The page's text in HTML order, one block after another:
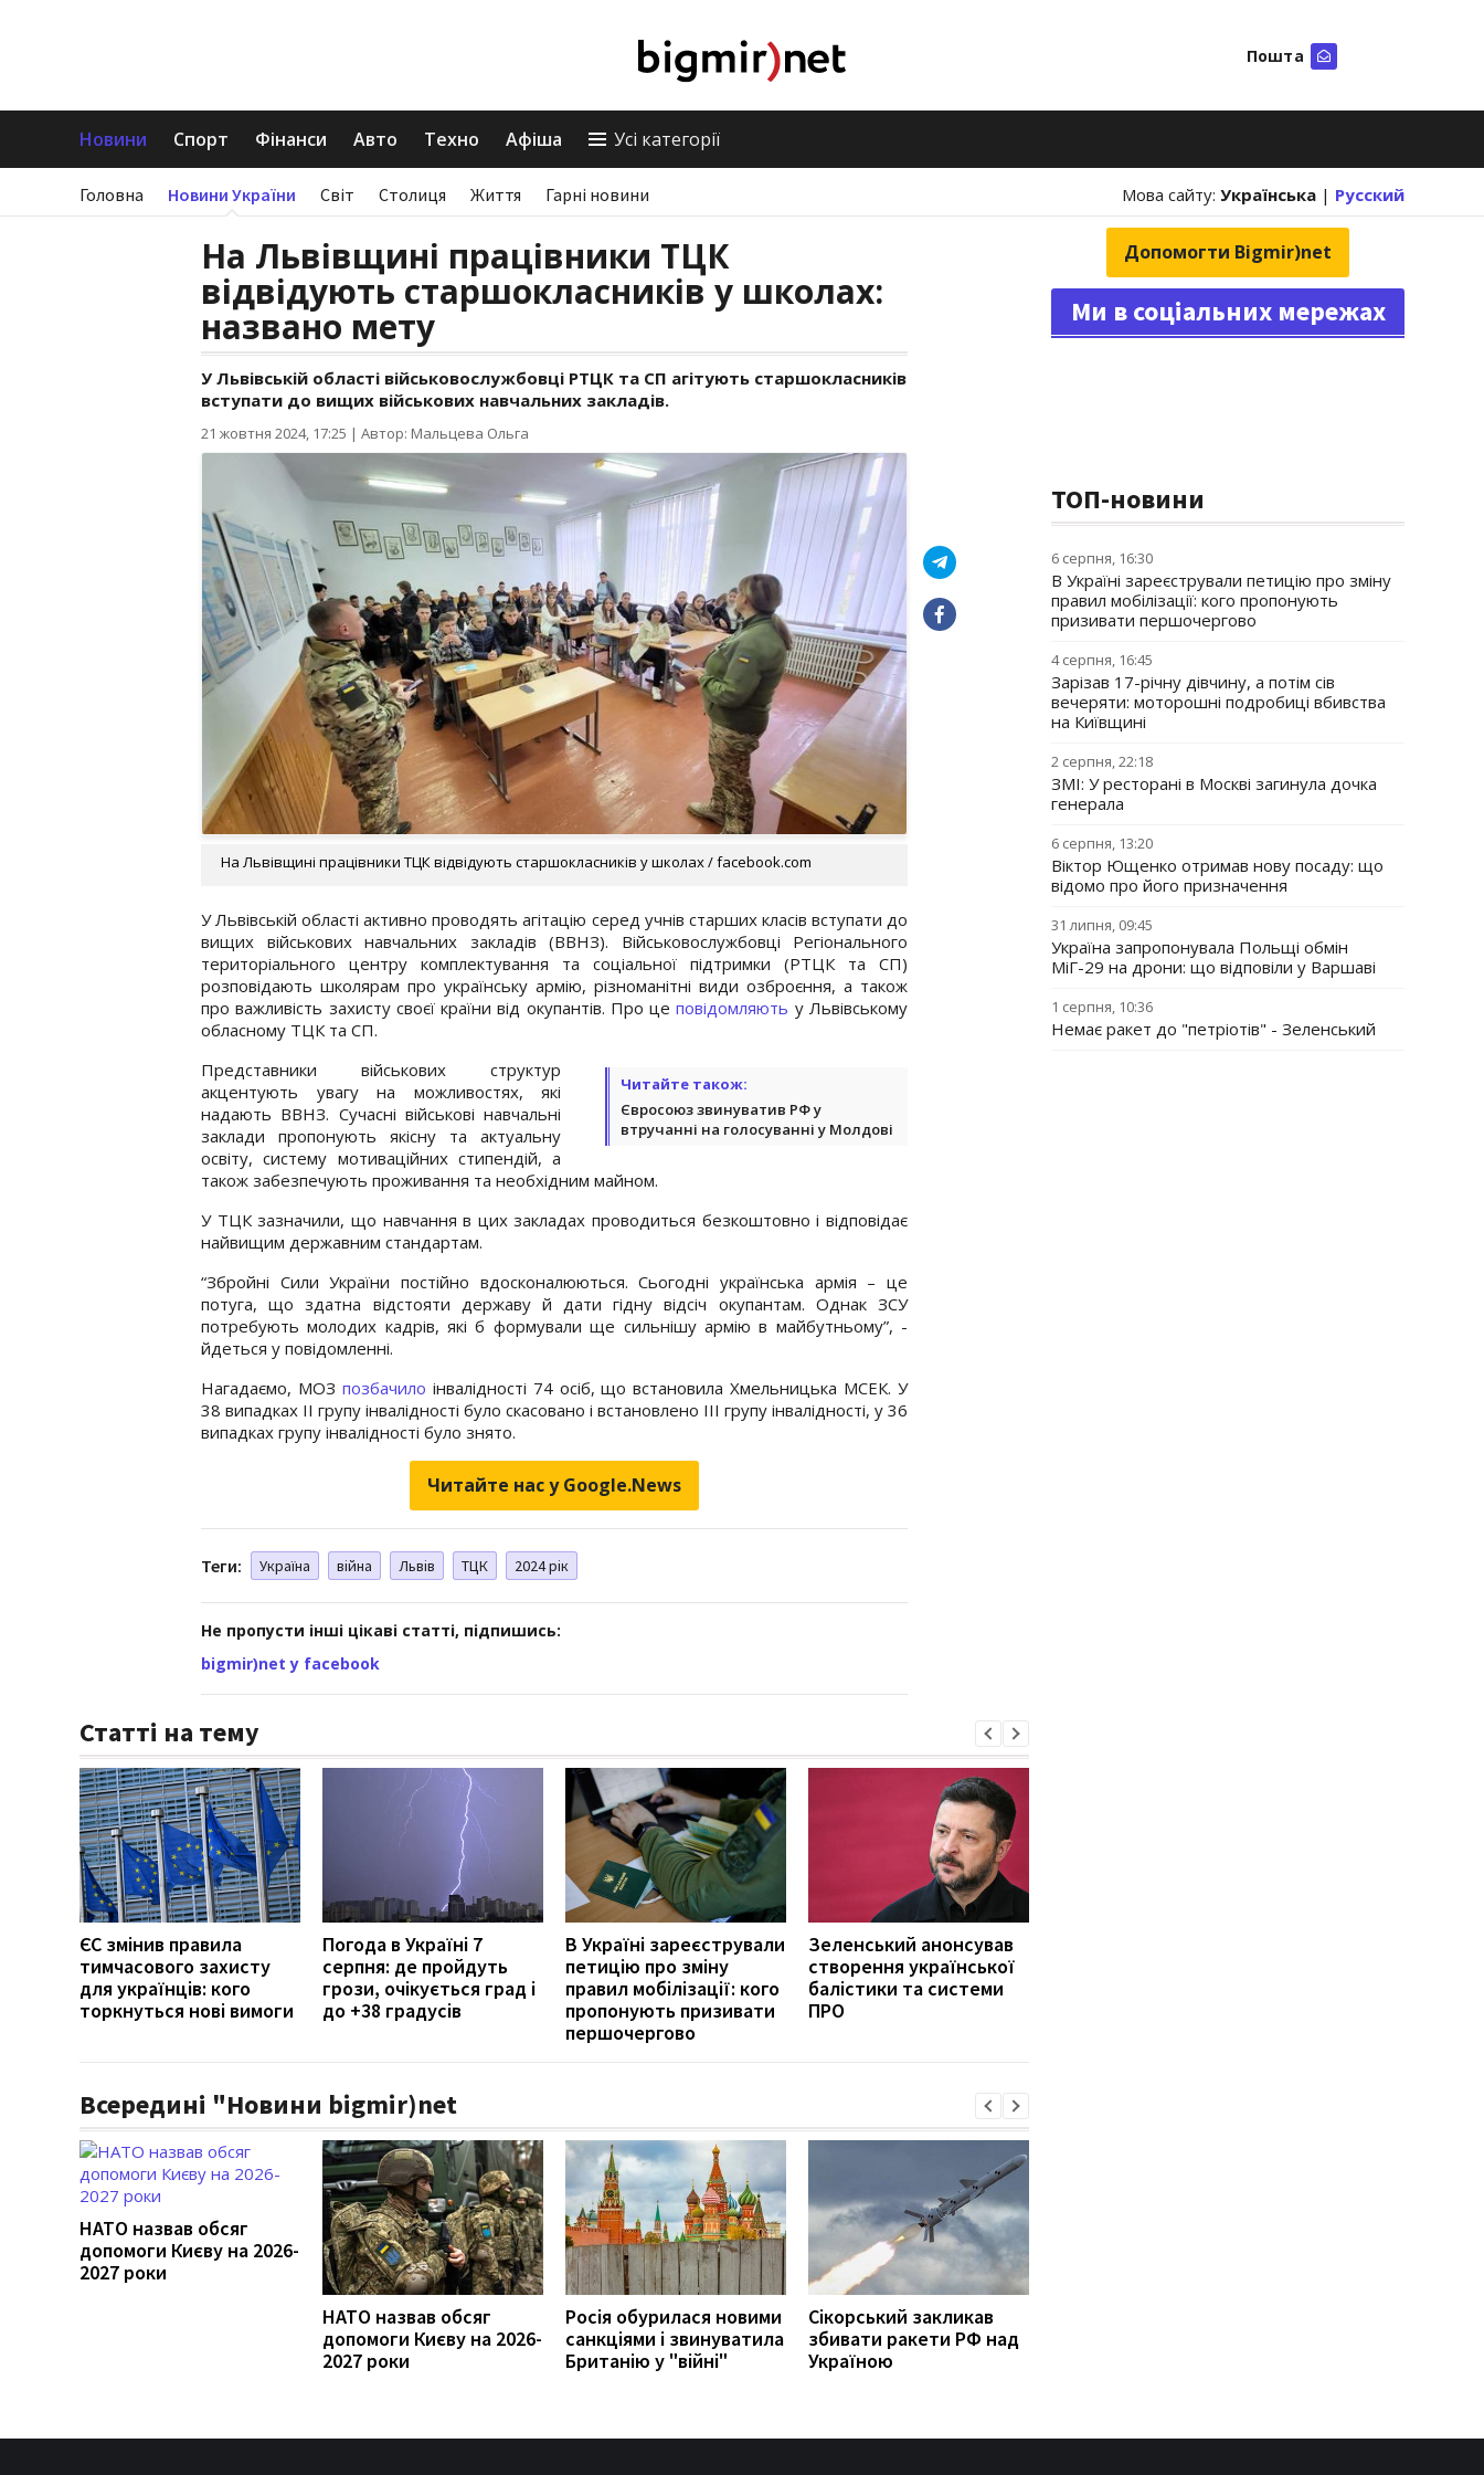
Пошта
Новини Спорт Фінанси Авто Техно Афіша Усі категорії
Головна Новини України Світ Столиця Життя Гарні новини Мова сайту: Українська | Русский
На Львівщині працівники ТЦК
відвідують старшокласників у школах:
названо мету
У Львівській області військовослужбовці РТЦК та СП агітують старшокласників
вступати до вищих військових навчальних закладів.
21 жовтня 2024, 17:25 | Автор: Мальцева Ольга
На Львівщині працівники ТЦК відвідують старшокласників у школах / facebook.com
У Львівській області активно проводять агітацію серед учнів старших класів вступати до
вищих військових навчальних закладів (ВВНЗ). Військовослужбовці Регіонального
територіального центру комплектування та соціальної підтримки (РТЦК та СП)
розповідають школярам про українську армію, різноманітні види озброєння, а також
про важливість захисту своєї країни від окупантів. Про цеповідомляють у Львівському
обласному ТЦК та СП.
Читайте також:
Євросоюз звинуватив РФ у
втручанні на голосуванні у Молдові
Представники військових структур
акцентують увагу на можливостях, які
надають ВВНЗ. Сучасні військові навчальні
заклади пропонують якісну та актуальну
освіту, систему мотиваційних стипендій, а
також забезпечують проживання та необхідним майном.
У ТЦК зазначили, що навчання в цих закладах проводиться безкоштовно і відповідає
найвищим державним стандартам.
“Збройні Сили України постійно вдосконалюються. Сьогодні українська армія – це
потуга, що здатна відстояти державу й дати гідну відсіч окупантам. Однак ЗСУ
потребують молодих кадрів, які б формували ще сильнішу армію в майбутньому”, -
йдеться у повідомленні.
Нагадаємо, МОЗ позбачило інвалідності 74 осіб, що встановила Хмельницька МСЕК. У
38 випадках ІІ групу інвалідності було скасовано і встановлено ІІІ групу інвалідності, у 36
випадках групу інвалідності було знято.
Читайте нас у Google.News
Теги: Україна війна Львів ТЦК 2024 рік
Не пропусти інші цікаві статті, підпишись:
bigmir)net у facebook
Статті на тему
ЄС змінив правила
тимчасового захисту
для українців: кого
торкнуться нові вимоги
Погода в Україні 7
серпня: де пройдуть
грози, очікується град і
до +38 градусів
В Україні зареєстрували
петицію про зміну
правил мобілізації: кого
пропонують призивати
першочергово
Зеленський анонсував
створення української
балістики та системи
ПРО
Всередині "Новини bigmir)net
НАТО назвав обсяг
допомоги Києву на 2026-
2027 роки
НАТО назвав обсяг
допомоги Києву на 2026-
2027 роки
Росія обурилася новими
санкціями і звинуватила
Британію у "війні"
Сікорський закликав
збивати ракети РФ над
Україною
Допомогти Bigmir)net
Ми в соціальних мережах
ТОП-новини
6 серпня, 16:30
В Україні зареєстрували петицію про зміну
правил мобілізації: кого пропонують
призивати першочергово
4 серпня, 16:45
Зарізав 17-річну дівчину, а потім сів
вечеряти: моторошні подробиці вбивства
на Київщині
2 серпня, 22:18
ЗМІ: У ресторані в Москві загинула дочка
генерала
6 серпня, 13:20
Віктор Ющенко отримав нову посаду: що
відомо про його призначення
31 липня, 09:45
Україна запропонувала Польщі обмін
МіГ-29 на дрони: що відповіли у Варшаві
1 серпня, 10:36
Немає ракет до "петріотів" - Зеленський